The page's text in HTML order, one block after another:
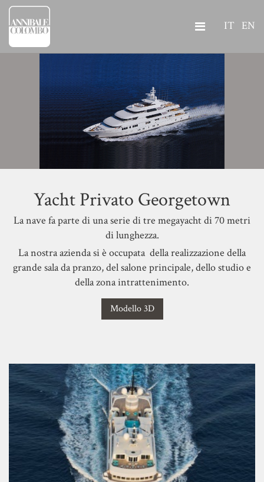
IT EN
Yacht Privato Georgetown
La nave fa parte di una serie di tre megayacht di 70 metri
di lunghezza.
La nostra azienda si è occupata della realizzazione della
grande sala da pranzo, del salone principale, dello studio e
della zona intrattenimento.
Modello 3D